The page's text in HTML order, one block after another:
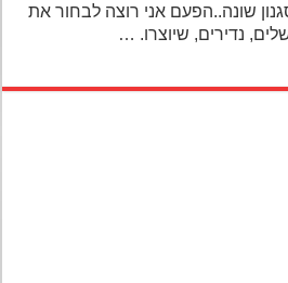
שונה..הפעם אני רוצה לבחור את
נדירים, שיוצרו. …